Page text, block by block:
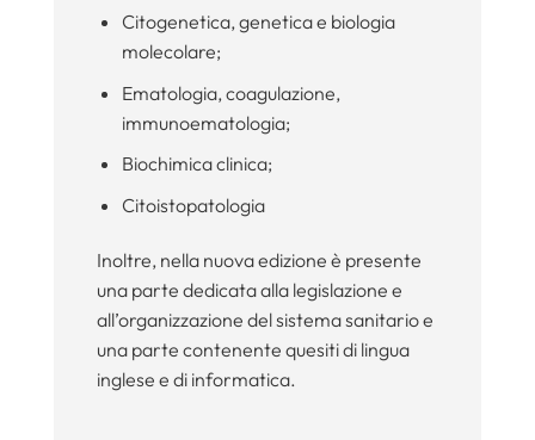
Citogenetica, genetica e biologia
molecolare;
Ematologia, coagulazione,
immunoematologia;
Biochimica clinica;
Citoistopatologia
Inoltre, nella nuova edizione è presente
una parte dedicata alla legislazione e
all’organizzazione del sistema sanitario e
una parte contenente quesiti di lingua
inglese e di informatica.